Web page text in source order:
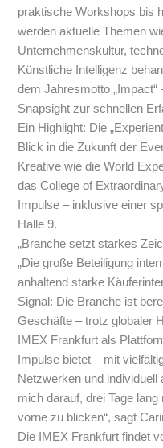
praktische Workshops bis
werden aktuelle Themen
Unternehmenskultur,
Künstliche Intelligenz
dem Jahresmotto „Impact“
Snapsight zur schnellen
Ein Highlight: Die
Blick in die Zukunft der
Kreative wie die World
das College of
Impulse – inklusive einer
Halle 9.
„Branche setzt starkes
„Die große Beteiligung
anhaltend starke
Signal: Die Branche ist
Geschäfte – trotz globaler
IMEX Frankfurt als
Impulse bietet – mit
Netzwerken und
mich darauf, drei Tage
vorne zu blicken“, sagt
Die IMEX Frankfurt findet